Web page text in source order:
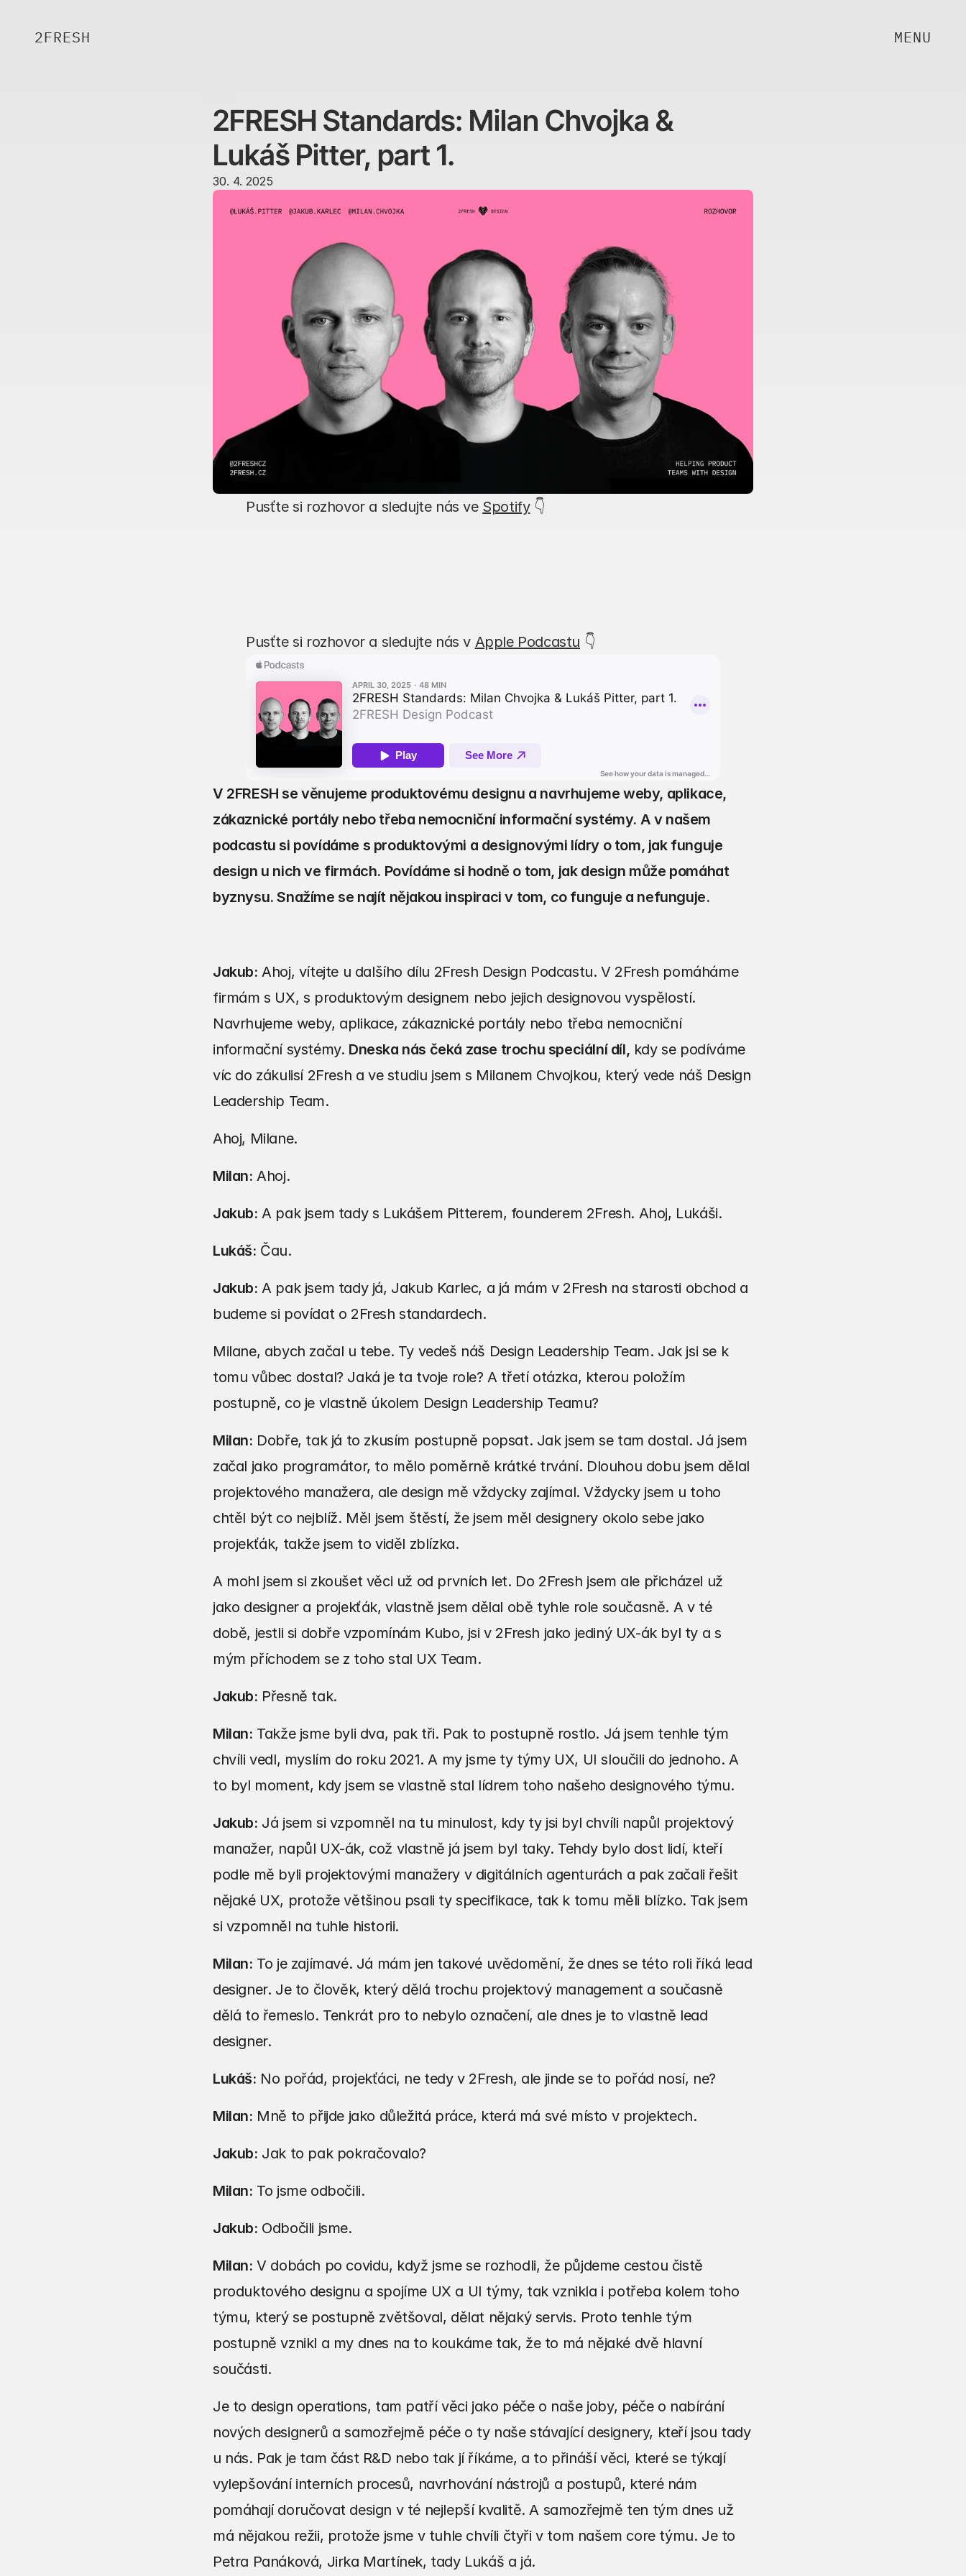
2FRESH MENU
2FRESH Standards: Milan Chvojka &
Lukáš Pitter, part 1.
30. 4. 2025
Pusťte si rozhovor a sledujte nás ve Spotify 👇
Pusťte si rozhovor a sledujte nás v Apple Podcastu 👇
V 2FRESH se věnujeme produktovému designu a navrhujeme weby, aplikace,
zákaznické portály nebo třeba nemocniční informační systémy. A v našem
podcastu si povídáme s produktovými a designovými lídry o tom, jak funguje
design u nich ve firmách. Povídáme si hodně o tom, jak design může pomáhat
byznysu. Snažíme se najít nějakou inspiraci v tom, co funguje a nefunguje.
Jakub: Ahoj, vítejte u dalšího dílu 2Fresh Design Podcastu. V 2Fresh pomáháme
firmám s UX, s produktovým designem nebo jejich designovou vyspělostí.
Navrhujeme weby, aplikace, zákaznické portály nebo třeba nemocniční
informační systémy. Dneska nás čeká zase trochu speciální díl, kdy se podíváme
víc do zákulisí 2Fresh a ve studiu jsem s Milanem Chvojkou, který vede náš Design
Leadership Team.
Ahoj, Milane.
Milan: Ahoj.
Jakub: A pak jsem tady s Lukášem Pitterem, founderem 2Fresh. Ahoj, Lukáši.
Lukáš: Čau.
Jakub: A pak jsem tady já, Jakub Karlec, a já mám v 2Fresh na starosti obchod a
budeme si povídat o 2Fresh standardech.
Milane, abych začal u tebe. Ty vedeš náš Design Leadership Team. Jak jsi se k
tomu vůbec dostal? Jaká je ta tvoje role? A třetí otázka, kterou položím
postupně, co je vlastně úkolem Design Leadership Teamu?
Milan: Dobře, tak já to zkusím postupně popsat. Jak jsem se tam dostal. Já jsem
začal jako programátor, to mělo poměrně krátké trvání. Dlouhou dobu jsem dělal
projektového manažera, ale design mě vždycky zajímal. Vždycky jsem u toho
chtěl být co nejblíž. Měl jsem štěstí, že jsem měl designery okolo sebe jako
projekťák, takže jsem to viděl zblízka.
A mohl jsem si zkoušet věci už od prvních let. Do 2Fresh jsem ale přicházel už
jako designer a projekťák, vlastně jsem dělal obě tyhle role současně. A v té
době, jestli si dobře vzpomínám Kubo, jsi v 2Fresh jako jediný UX-ák byl ty a s
mým příchodem se z toho stal UX Team.
Jakub: Přesně tak.
Milan: Takže jsme byli dva, pak tři. Pak to postupně rostlo. Já jsem tenhle tým
chvíli vedl, myslím do roku 2021. A my jsme ty týmy UX, UI sloučili do jednoho. A
to byl moment, kdy jsem se vlastně stal lídrem toho našeho designového týmu.
Jakub: Já jsem si vzpomněl na tu minulost, kdy ty jsi byl chvíli napůl projektový
manažer, napůl UX-ák, což vlastně já jsem byl taky. Tehdy bylo dost lidí, kteří
podle mě byli projektovými manažery v digitálních agenturách a pak začali řešit
nějaké UX, protože většinou psali ty specifikace, tak k tomu měli blízko. Tak jsem
si vzpomněl na tuhle historii.
Milan: To je zajímavé. Já mám jen takové uvědomění, že dnes se této roli říká lead
designer. Je to člověk, který dělá trochu projektový management a současně
dělá to řemeslo. Tenkrát pro to nebylo označení, ale dnes je to vlastně lead
designer.
Lukáš: No pořád, projekťáci, ne tedy v 2Fresh, ale jinde se to pořád nosí, ne?
Milan: Mně to přijde jako důležitá práce, která má své místo v projektech.
Jakub: Jak to pak pokračovalo?
Milan: To jsme odbočili.
Jakub: Odbočili jsme.
Milan: V dobách po covidu, když jsme se rozhodli, že půjdeme cestou čistě
produktového designu a spojíme UX a UI týmy, tak vznikla i potřeba kolem toho
týmu, který se postupně zvětšoval, dělat nějaký servis. Proto tenhle tým
postupně vznikl a my dnes na to koukáme tak, že to má nějaké dvě hlavní
součásti.
Je to design operations, tam patří věci jako péče o naše joby, péče o nabírání
nových designerů a samozřejmě péče o ty naše stávající designery, kteří jsou tady
u nás. Pak je tam část R&D nebo tak jí říkáme, a to přináší věci, které se týkají
vylepšování interních procesů, navrhování nástrojů a postupů, které nám
pomáhají doručovat design v té nejlepší kvalitě. A samozřejmě ten tým dnes už
má nějakou režii, protože jsme v tuhle chvíli čtyři v tom našem core týmu. Je to
Petra Panáková, Jirka Martínek, tady Lukáš a já.